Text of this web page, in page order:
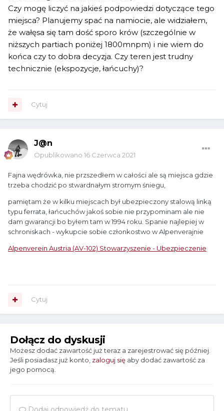
Czy mogę liczyć na jakieś podpowiedzi dotyczące tego
miejsca? Planujemy spać na namiocie, ale widziałem,
że wałęsa się tam dość sporo krów (szczególnie w
niższych partiach poniżej 1800mnpm) i nie wiem do
końca czy to dobra decyzja. Czy teren jest trudny
technicznie (ekspozycje, łańcuchy)?
Cytuj
J@n
Opublikowano 16 Czerwca 2021
Fajna wędrówka, nie przszedłem w całości ale są miejsca gdzie
trzeba chodzić po stwardnałym stromym śniegu,
pamiętam że w kilku miejscach był ubezpieczony stalową linką
typu ferrata, łańcuchów jakoś sobie nie przypominam ale nie
dam gwarancji bo byłem tam w 1994 roku. Spanie najlepiej w
schroniskach - wykupcie sobie członkostwo w Alpenverajnie
Alpenverein Austria (AV-102) Stowarzyszenie - Ubezpieczenie
Cytuj
Dołącz do dyskusji
Możesz dodać zawartość już teraz a zarejestrować się później.
Jeśli posiadasz już konto, zaloguj się aby dodać zawartość za
jego pomocą.